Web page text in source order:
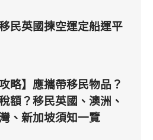
民英國揀空運定船運平
略】應攜帶移民物品？
額？移民英國、澳洲、
、新加坡須知一覽